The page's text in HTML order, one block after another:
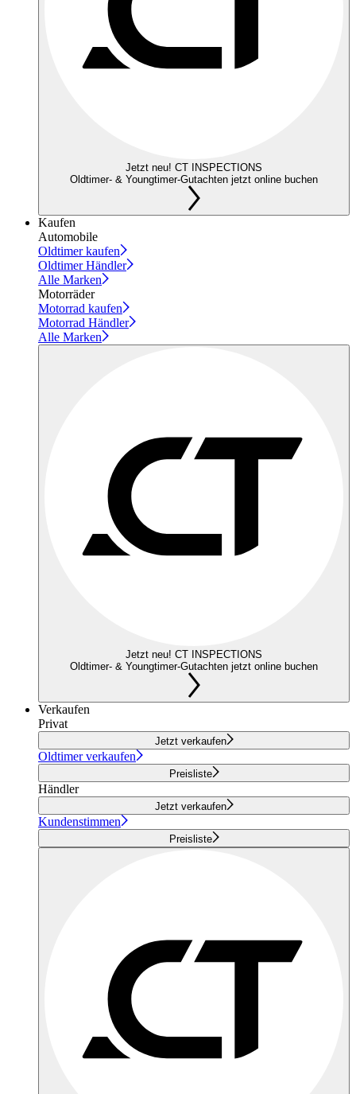
Jetzt neu! CT INSPECTIONS
Oldtimer- & Youngtimer-Gutachten jetzt online buchen
Kaufen
Automobile
Oldtimer kaufen
Oldtimer Händler
Alle Marken
Motorräder
Motorrad kaufen
Motorrad Händler
Alle Marken
Jetzt neu! CT INSPECTIONS
Oldtimer- & Youngtimer-Gutachten jetzt online buchen
Verkaufen
Privat
Jetzt verkaufen
Oldtimer verkaufen
Preisliste
Händler
Jetzt verkaufen
Kundenstimmen
Preisliste